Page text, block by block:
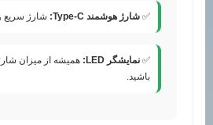
✅شارژ هوشمند Type-C: شارژ سریع و
✅نمایشگر LED:
همیشه از میزان شارژ
باشید.